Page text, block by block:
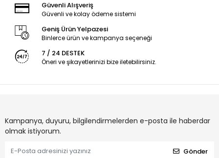
Güvenli Alışveriş
Güvenli ve kolay ödeme sistemi
Geniş Ürün Yelpazesi
Binlerce ürün ve kampanya seçeneği
7 / 24 DESTEK
Öneri ve şikayetlerinizi bize iletebilirsiniz.
Kampanya, duyuru, bilgilendirmelerden e-posta ile haberdar
olmak istiyorum.
Gönder